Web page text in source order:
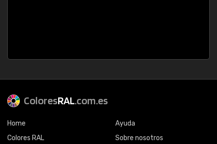
ColoresRAL.com.es
Home
Colores RAL
Ayuda
Sobre nosotros